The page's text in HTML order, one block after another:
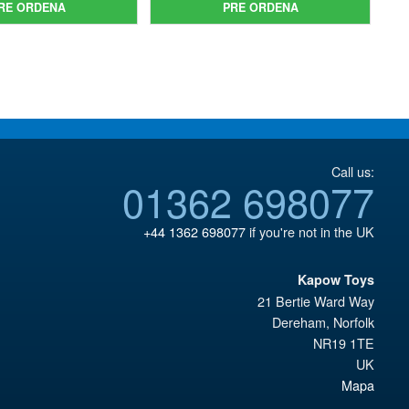
€67.61.
es:
ORDENA
era:
actual
PRE ORDENA
Call us:
01362 698077
+44 1362 698077if you're not in the UK
Kapow Toys
21 Bertie Ward Way
Dereham, Norfolk
NR19 1TE
UK
Mapa